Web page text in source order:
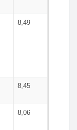
8,49
8,45
8,06